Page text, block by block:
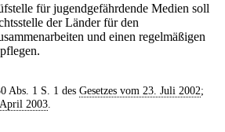
für jugendgefährdende Medien soll
der Länder für den
und einen regelmäßigen
Abs. 1 S. 1 des Gesetzes vom 23. Juli 2002;
2003